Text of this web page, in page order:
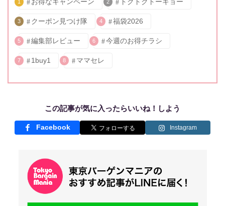
1 2
3 クーポン見つけ隊 4 福袋2026
5 編集部レビュー 6 今週のお得チラシ
7 1buy1 8 ママセレ
この記事が気に入ったらいいね！しよう
Facebook Instagram